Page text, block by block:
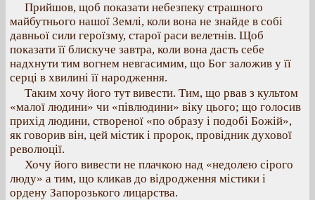
Прийшов, щоб показати небезпеку страшного
майбутнього нашої Землі, коли вона не знайде в собі
давньої сили героїзму, старої раси велетнів. Щоб
показати її блискуче завтра, коли вона дасть себе
надхнути тим вогнем невгасимим, що Бог заложив у її
серці в хвилині її народження.
Таким хочу його тут вивести. Тим, що рвав з культом
«малої людини» чи «півлюдини» віку цього; що голосив
прихід людини, створеної «по образу і подобі Божій»,
як говорив він, цей містик і пророк, провідник духової
революції.
Хочу його вивести не плачкою над «недолею сірого
люду» а тим, що кликав до відродження містики і
ордену Запорозького лицарства.